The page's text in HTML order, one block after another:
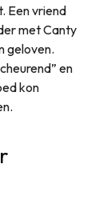
Een vriend
met Canty
geloven.
en
kon